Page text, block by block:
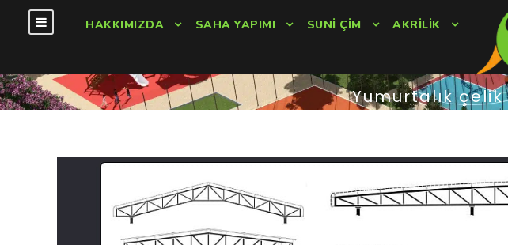
HAKKIMIZDA SAHA YAPIMI SUNI ÇIM AKRILIK
Yumurtalık